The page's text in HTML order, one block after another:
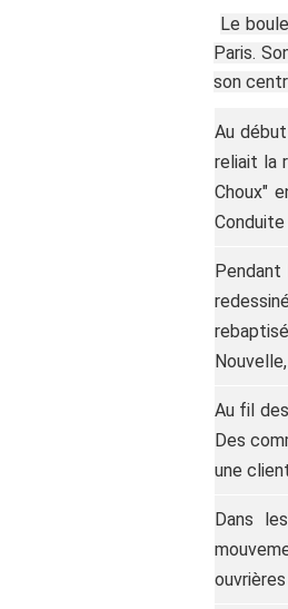
Le
Paris.
son
Au
reliait la
Choux"
Au fil
Des
une
Dans